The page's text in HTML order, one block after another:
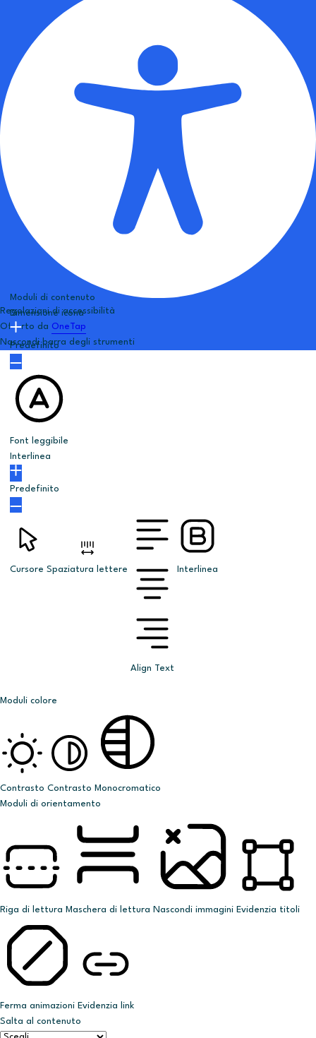
Regolazioni di accessibilità
Offerto da OneTap
Nascondi barra degli strumenti
Moduli di contenuto
Dimensione icona
Predefinito
Font leggibile
Interlinea
Predefinito
Cursore Spaziatura lettere
Align Text
Interlinea
Moduli colore
Contrasto Contrasto Monocromatico
Moduli di orientamento
Riga di lettura Maschera di lettura Nascondi immagini Evidenzia titoli
Ferma animazioni Evidenzia link
Salta al contenuto